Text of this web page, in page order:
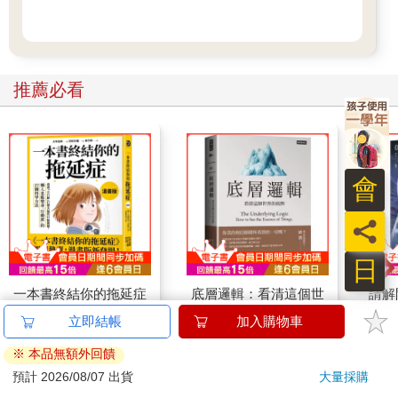
推薦必看
一本書終結你的拖延症
【漫畫版】：透過「小
行動」打開大腦的行動
開關，懶人也能變身
「行動派」的37個科
學方法
79 折 特價 237 元
加入購物車
底層邏輯：看清這個世
界的底牌
79 折 特價 316 元
請解
79
立即結帳 加入購物車
※ 本品無額外回饋
預計 2026/08/07 出貨
大量採購
日